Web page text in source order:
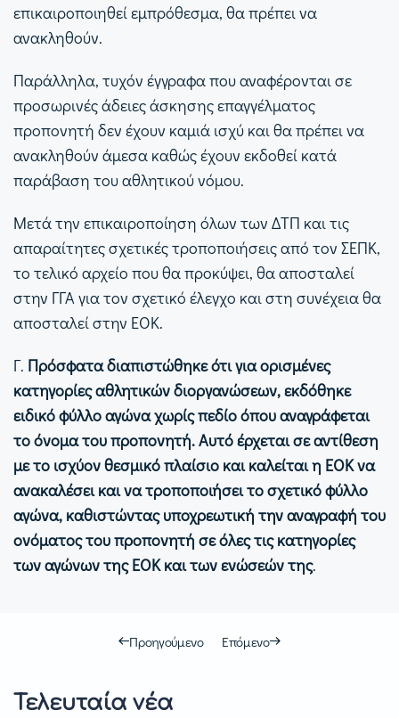
επικαιροποιηθεί εμπρόθεσμα, θα πρέπει να
ανακληθούν.
Παράλληλα, τυχόν έγγραφα που αναφέρονται σε
προσωρινές άδειες άσκησης επαγγέλματος
προπονητή δεν έχουν καμιά ισχύ και θα πρέπει να
ανακληθούν άμεσα καθώς έχουν εκδοθεί κατά
παράβαση του αθλητικού νόμου.
Μετά την επικαιροποίηση όλων των ΔΤΠ και τις
απαραίτητες σχετικές τροποποιήσεις από τον ΣΕΠΚ,
το τελικό αρχείο που θα προκύψει, θα αποσταλεί
στην ΓΓΑ για τον σχετικό έλεγχο και στη συνέχεια θα
αποσταλεί στην ΕΟΚ.
Γ. Πρόσφατα διαπιστώθηκε ότι για ορισμένες
κατηγορίες αθλητικών διοργανώσεων, εκδόθηκε
ειδικό φύλλο αγώνα χωρίς πεδίο όπου αναγράφεται
το όνομα του προπονητή. Αυτό έρχεται σε αντίθεση
με το ισχύον θεσμικό πλαίσιο και καλείται η ΕΟΚ να
ανακαλέσει και να τροποποιήσει το σχετικό φύλλο
αγώνα, καθιστώντας υποχρεωτική την αναγραφή του
ονόματος του προπονητή σε όλες τις κατηγορίες
των αγώνων της ΕΟΚ και των ενώσεών της.
Προηγούμενο Επόμενο
Τελευταία νέα